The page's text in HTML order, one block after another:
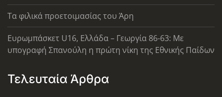
Τα φιλικά προετοιμασίας του Άρη
Ευρωμπάσκετ U16, Ελλάδα – Γεωργία 86-63: Με
υπογραφή Σπανούλη η πρώτη νίκη της Εθνικής Παίδων
Τελευταία Άρθρα